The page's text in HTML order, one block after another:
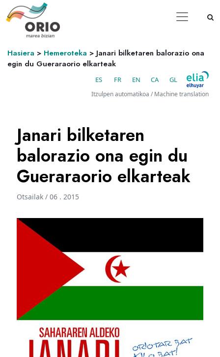
Hasiera > Hemeroteka >Janari bilketaren balorazio ona
egin du Gueraraorio elkarteak
ES FR EN CA GL
Itzulpen automatikoa / Machine translation
Janari bilketaren
balorazio ona egin du
Gueraraorio elkarteak
Otsailak / 06 . 2015